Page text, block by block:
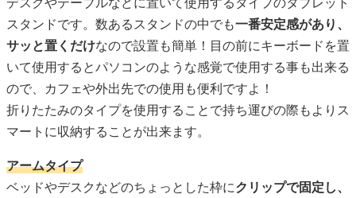
スタンドです。数あるスタンドの中でも一番安定感があり、
サッと置くだけなので設置も簡単！目の前にキーボードを置
いて使用するとパソコンのような感覚で使用する事も出来る
ので、カフェや外出先での使用も便利ですよ！
折りたたみのタイプを使用することで持ち運びの際もよりス
マートに収納することが出来ます。
アームタイプ
ベッドやデスクなどのちょっとした枠にクリップで固定し、